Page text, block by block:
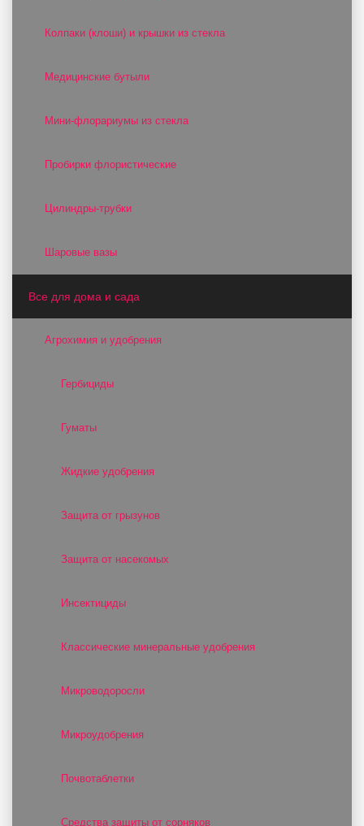
Колпаки (клоши) и крышки из стекла
Медицинские бутыли
Мини-флорариумы из стекла
Пробирки флористические
Цилиндры-трубки
Шаровые вазы
Все для дома и сада
Агрохимия и удобрения
Гербициды
Гуматы
Жидкие удобрения
Защита от грызунов
Защита от насекомых
Инсектициды
Классические минеральные удобрения
Микроводоросли
Микроудобрения
Почвотаблетки
Средства защиты от сорняков